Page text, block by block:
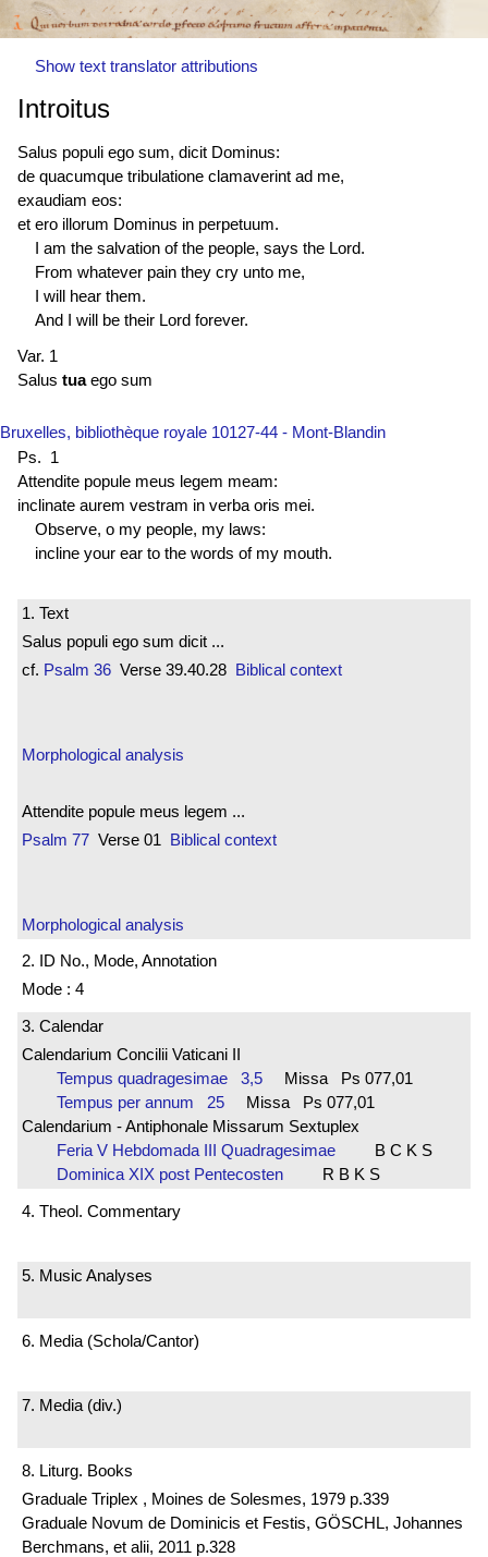
Show text translator attributions
Introitus
Salus populi ego sum, dicit Dominus:
de quacumque tribulatione clamaverint ad me,
exaudiam eos:
et ero illorum Dominus in perpetuum.
I am the salvation of the people, says the Lord.
From whatever pain they cry unto me,
I will hear them.
And I will be their Lord forever.
Var. 1
Salus tuaego sum
Bruxelles, bibliothèque royale 10127-44 - Mont-Blandin
Ps. 1
Attendite popule meus legem meam:
inclinate aurem vestram in verba oris mei.
Observe, o my people, my laws:
incline your ear to the words of my mouth.
1. Text
Salus populi ego sum dicit ...
cf. Psalm 36 Verse 39.40.28 Biblical context
Morphological analysis
Attendite popule meus legem ...
Psalm 77 Verse 01 Biblical context
Morphological analysis
2. ID No., Mode, Annotation
Mode : 4
3. Calendar
Calendarium Concilii Vaticani II
Tempus quadragesimae 3,5 Missa Ps 077,01
Tempus per annum 25 Missa Ps 077,01
Calendarium - Antiphonale Missarum Sextuplex
Feria V Hebdomada III Quadragesimae
B C K S
Dominica XIX post Pentecosten
R B K S
4. Theol. Commentary
5. Music Analyses
6. Media (Schola/Cantor)
7. Media (div.)
8. Liturg. Books
Graduale Triplex , Moines de Solesmes, 1979 p.339
Graduale Novum de Dominicis et Festis, GÖSCHL, Johannes
Berchmans, et alii, 2011 p.328